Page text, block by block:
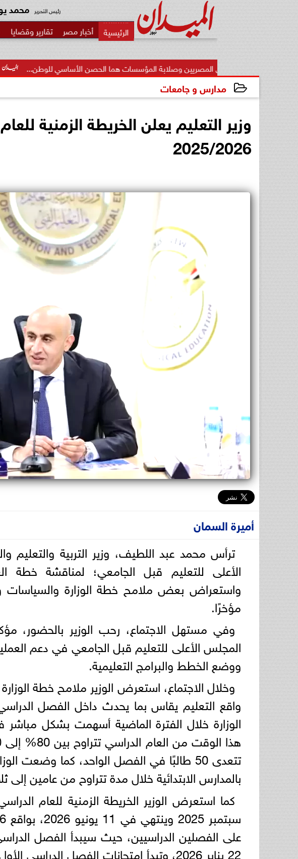
رئيس التحرير محمد
أخبار مصر تقارير وقضايا
أشرف محمود: وعي المصريين وصلابة المؤسسات هما الحصن الأساسي للوطن...
مدارس و جامعات
وزير التعليم يعلن الخريطة الزمنية
2025/2026
أميرة السمان
ترأس محمد عبد اللطيف، وزير التربية والتعليم
واستعراض بعض ملامح خطة الوزارة والسياسات
مؤخرًا.
وفي مستهل الاجتماع، رحب الوزير بالحضور،
المجلس الأعلى للتعليم قبل الجامعي في دعم
ووضع الخطط والبرامج التعليمية.
وخلال الاجتماع، استعرض الوزير ملامح خطة
واقع التعليم يقاس بما يحدث داخل الفصل
الوزارة خلال الفترة الماضية أسهمت بشكل
تتعدى 50 طالبًا في الفصل الواحد، كما وضعت
بالمدارس الابتدائية خلال مدة تتراوح من عامين إلى
22 يناير 2026، وتبدأ امتحانات الفصل